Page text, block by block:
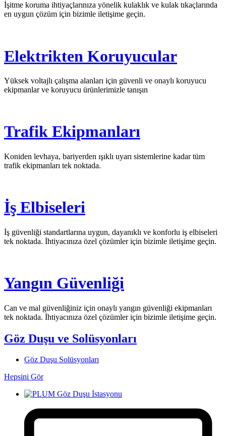
İşitme koruma ihtiyaçlarınıza yönelik kulaklık ve kulak tıkaçlarında
en uygun çözüm için bizimle iletişime geçin.
Elektrikten Koruyucular
Yüksek voltajlı çalışma alanları için güvenli ve onaylı koruyucu
ekipmanlar ve koruyucu ürünlerimizle tanışın
Trafik Ekipmanları
Koniden levhaya, bariyerden ışıklı uyarı sistemlerine kadar tüm
trafik ekipmanları tek noktada.
İş Elbiseleri
İş güvenliği standartlarına uygun, dayanıklı ve konforlu iş elbiseleri
tek noktada. İhtiyacınıza özel çözümler için bizimle iletişime geçin.
Yangın Güvenliği
Can ve mal güvenliğiniz için onaylı yangın güvenliği ekipmanları
tek noktada. İhtiyacınıza özel çözümler için bizimle iletişime geçin.
Göz Duşu ve Solüsyonları
Göz Duşu Solüsyonları
Hepsini Gör